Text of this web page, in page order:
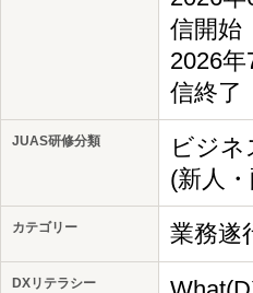
信開始
2026
信終了
JUAS研修分類
ビジ
(新人
カテゴリー 業務遂
DXリテラシー